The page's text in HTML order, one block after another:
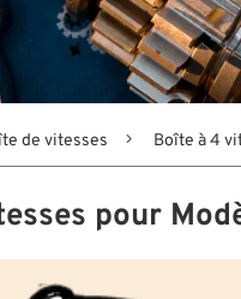
de vitesses Boîte à 4
pour